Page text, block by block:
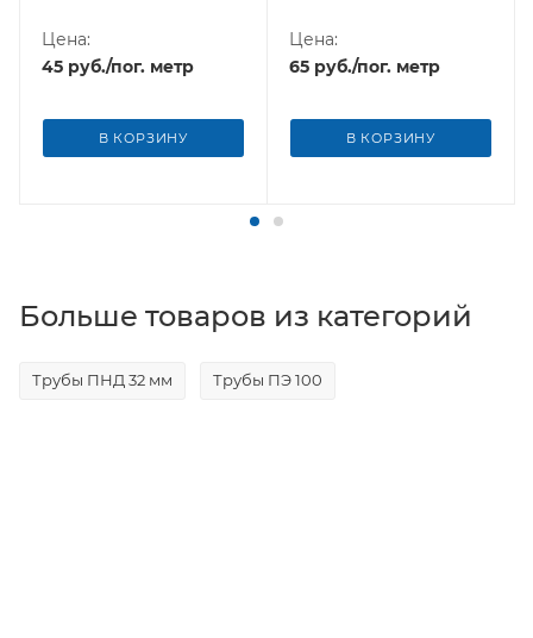
Цена:
45 руб./пог. метр
В КОРЗИНУ
Цена:
65 руб./пог. метр
В КОРЗИНУ
Больше товаров из категорий
Трубы ПНД 32 мм Трубы ПЭ 100